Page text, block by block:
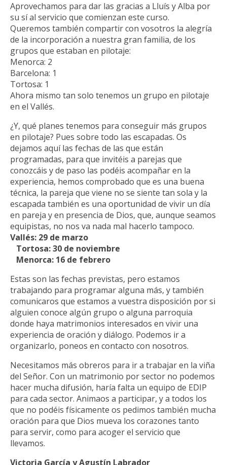
Aprovechamos para dar las gracias a Lluís y Alba por
su sí al servicio que comienzan este curso.
Queremos también compartir con vosotros la alegría
de la incorporación a nuestra gran familia, de los
grupos que estaban en pilotaje:
Menorca: 2
Barcelona: 1
Tortosa: 1
Ahora mismo tan solo tenemos un grupo en pilotaje
en el Vallés.
¿Y, qué planes tenemos para conseguir más grupos
en pilotaje? Pues sobre todo las escapadas. Os
dejamos aquí las fechas de las que están
programadas, para que invitéis a parejas que
conozcáis y de paso las podéis acompañar en la
experiencia, hemos comprobado que es una buena
técnica, la pareja que viene no se siente tan sola y la
escapada también es una oportunidad de vivir un día
en pareja y en presencia de Dios, que, aunque seamos
equipistas, no nos va nada mal hacerlo tampoco.
Vallés: 29 de marzo
Tortosa: 30 de noviembre
Menorca: 16 de febrero
Estas son las fechas previstas, pero estamos
trabajando para programar alguna más, y también
comunicaros que estamos a vuestra disposición por si
alguien conoce algún grupo o alguna parroquia
donde haya matrimonios interesados en vivir una
experiencia de oración y diálogo. Podemos ir a
organizarlo, poneos en contacto con nosotros.
Necesitamos más obreros para ir a trabajar en la viña
del Señor. Con un matrimonio por sector no podemos
hacer mucha difusión, haría falta un equipo de EDIP
para cada sector. Animaos a participar, y a todos los
que no podéis físicamente os pedimos también mucha
oración para que Dios mueva los corazones tanto
para servir, como para acoger el servicio que
llevamos.
Victoria García y Agustín Labrador